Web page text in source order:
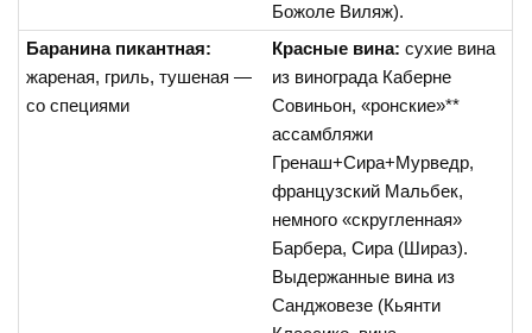
Божоле Виляж).
Баранина пикантная:
жареная, гриль, тушеная —
со специями
Красные вина: сухие вина
из винограда Каберне
Совиньон, «ронские»**
ассамбляжи
Гренаш+Сира+Мурведр,
французский Мальбек,
немного «скругленная»
Барбера, Сира (Шираз).
Выдержанные вина из
Санджовезе (Кьянти